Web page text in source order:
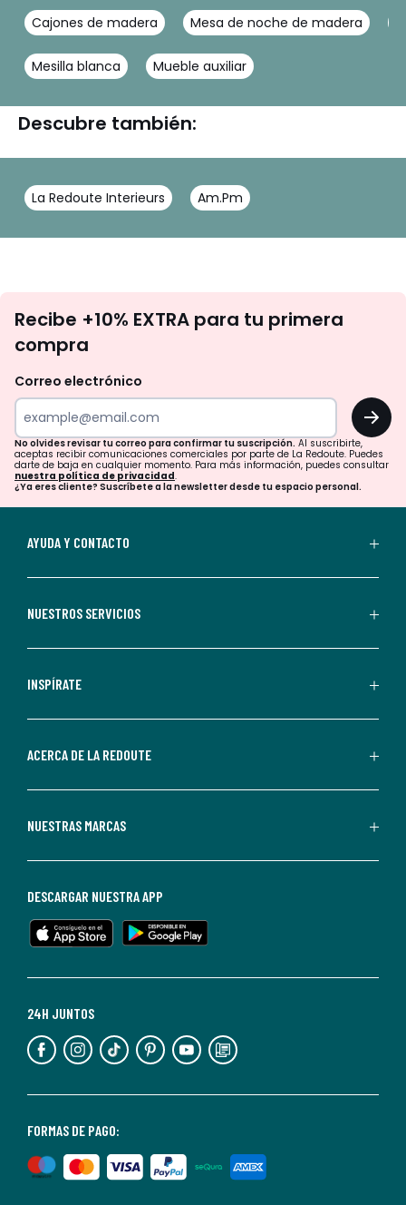
Cajones de madera Mesa de noche de madera
Mesilla blanca Mueble auxiliar
Descubre también:
La Redoute Interieurs Am.Pm
te
tu
para
confirmar
tu
suscripción.
aceptas
comerciales
personalizadas
parte
Redoute.
de
en
cualquier
Para
información,
puedes
nuestra
de
privacidad</2>.
Recibe +10% EXTRA para tu primera
compra
Correo electrónico
OK
No olvides revisar tu correo para confirmar tu suscripción. Al suscribirte,
aceptas recibir comunicaciones comerciales por parte de La Redoute. Puedes
darte de baja en cualquier momento. Para más información, puedes consultar
nuestra política de privacidad.
¿Ya eres cliente? Suscríbete a la newsletter desde tu espacio personal.
AYUDA Y CONTACTO
NUESTROS SERVICIOS
INSPÍRATE
ACERCA DE LA REDOUTE
NUESTRAS MARCAS
FORMAS DE PAGO:
24H JUNTOS
DESCARGAR NUESTRA APP